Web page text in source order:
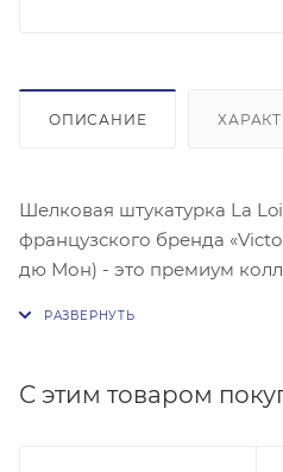
ОПИСАНИЕ
Шелковая штукатурка La
французского бренда
дю Мон) - это премиум
текстурой.Продается
С этим товаром